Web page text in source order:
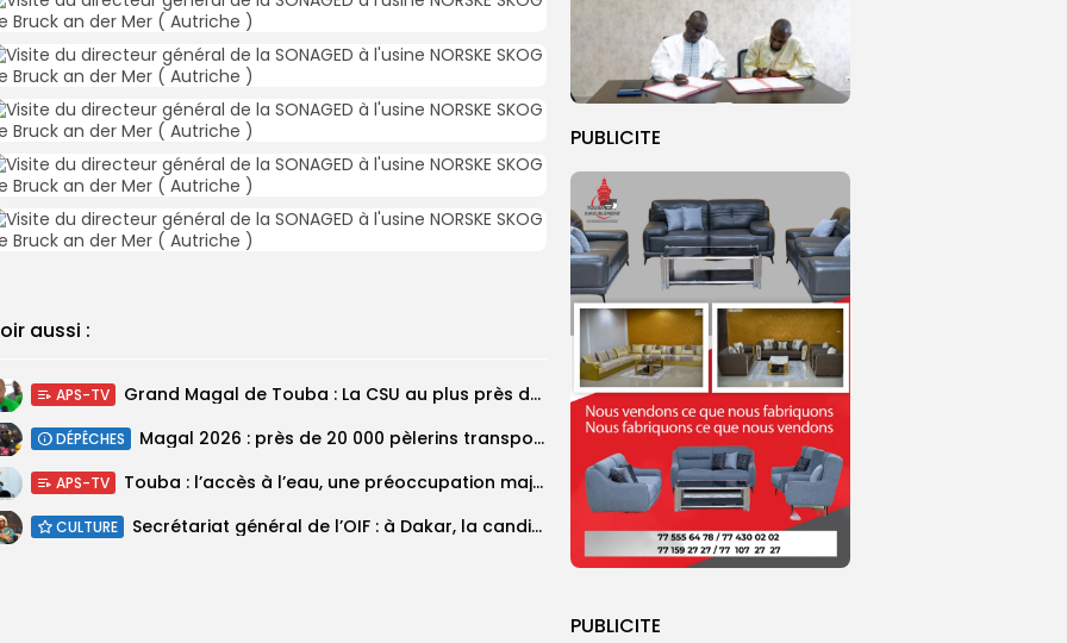
PUBLICITE
PUBLICITE
aussi :
APS-TV Grand Magal de Touba : La CSU au plus près des pèlerins
DÉPÊCHES Magal 2026 : près de 20 000 pèlerins transportés vers Touba en...
APS-TV Touba : l’accès à l’eau, une préoccupation majeure avant le Grand Magal
CULTURE Secrétariat général de l’OIF : à Dakar, la candidate Coumba Bâ, décline...